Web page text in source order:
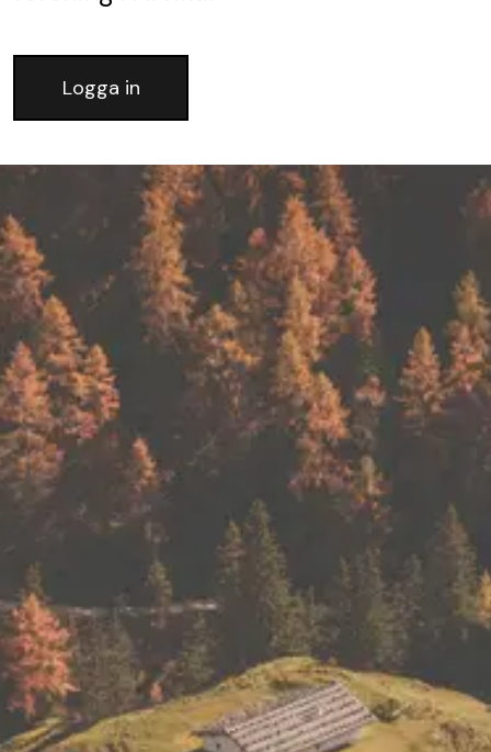
Logga in